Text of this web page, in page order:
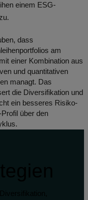
einem ESG-
zu.
dass
am
einer Kombination aus
und quantitativen
managt. Das
die Diversifikation und
ein besseres Risiko-
über den